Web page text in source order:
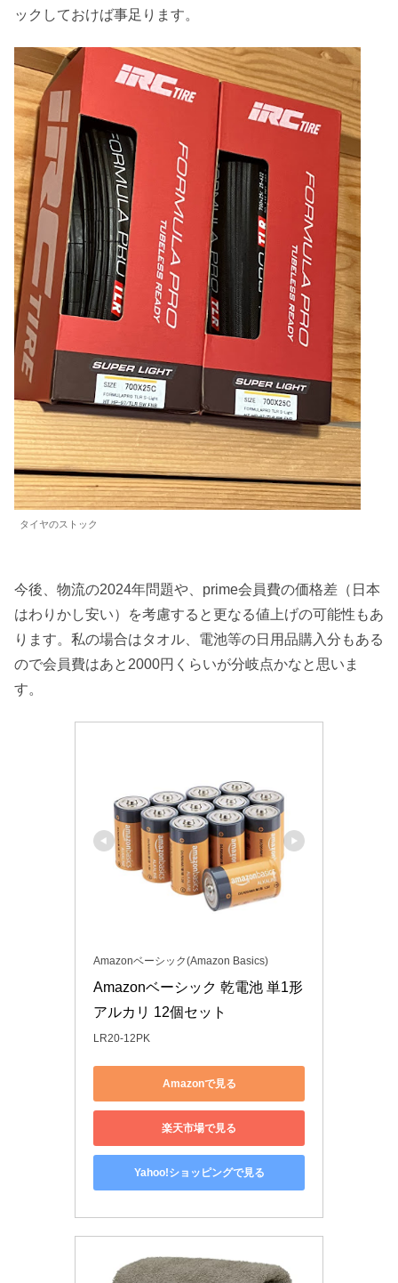
ックしておけば事足ります。
タイヤのストック
今後、物流の2024年問題や、prime会員費の価格差（日本
はわりかし安い）を考慮すると更なる値上げの可能性もあ
ります。私の場合はタオル、電池等の日用品購入分もある
ので会員費はあと2000円くらいが分岐点かなと思いま
す。
Amazonベーシック(Amazon Basics)
Amazonベーシック 乾電池 単1形
アルカリ 12個セット
LR20-12PK
Amazonで見る
楽天市場で見る
Yahoo!ショッピングで見る